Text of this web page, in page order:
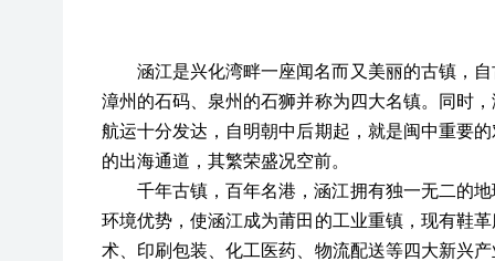
涵江是兴化湾畔一座闻名而又美丽的古镇，
漳州的石码、泉州的石狮并称为四大名镇。同时
航运十分发达，自明朝中后期起，就是闽中重要
的出海通道，其繁荣盛况空前。
千年古镇，百年名港，涵江拥有独一无二的
环境优势，使涵江成为莆田的工业重镇，现有鞋
术、印刷包装、化工医药、物流配送等四大新兴